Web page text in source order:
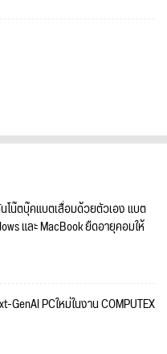
น๊ตบุ๊คแบตเสื่อมด้วยตัวเอง แบต
และ MacBook ยืดอายุคอมให้
GenAI PCใหม่ในงาน COMPUTEX